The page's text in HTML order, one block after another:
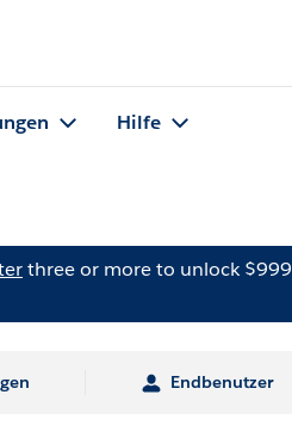
Hilfe
three or more to unlock $999
Endbenutzer